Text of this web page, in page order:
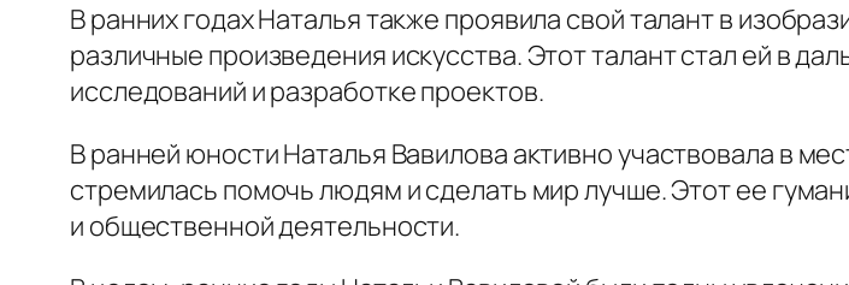
В ранних годах Наталья также проявила свой талант в
различные произведения искусства. Этот талант стал ей в
исследований и разработке проектов.
В ранней юности Наталья Вавилова активно участвовала в
стремилась помочь людям и сделать мир лучше. Этот ее
и общественной деятельности.